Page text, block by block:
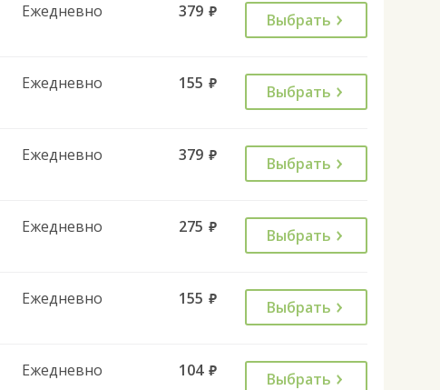
Ежедневно 379 руб. Выбрать
Ежедневно 155 руб. Выбрать
Ежедневно 379 руб. Выбрать
Ежедневно 275 руб. Выбрать
Ежедневно 155 руб. Выбрать
Ежедневно 104 руб. Выбрать